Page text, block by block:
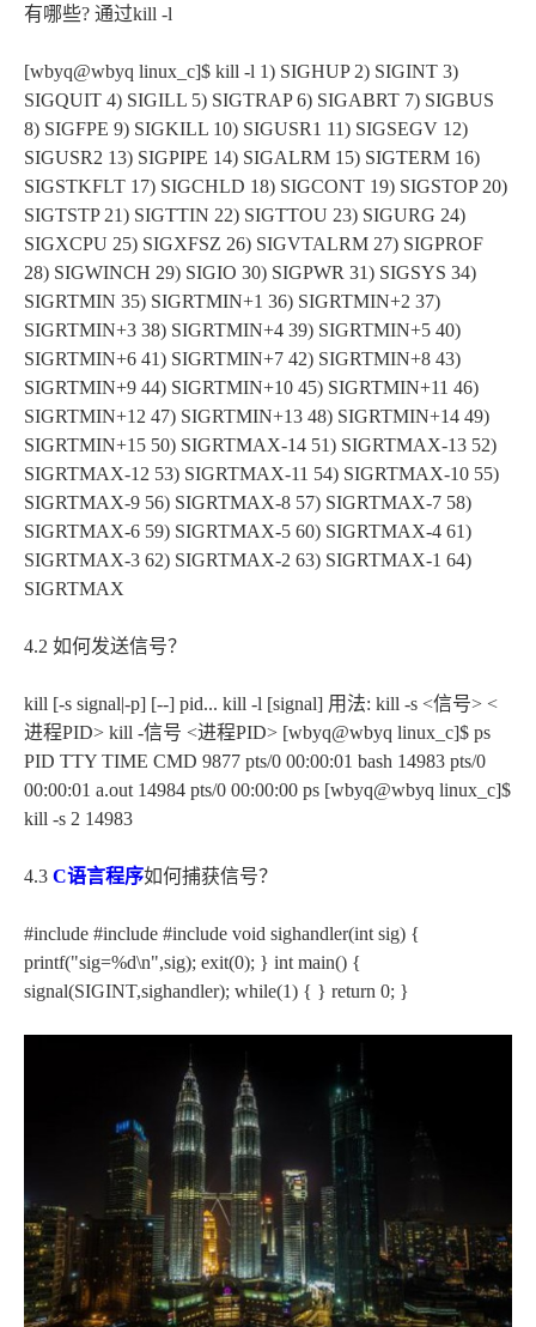
有哪些? 通过kill -l
[wbyq@wbyq linux_c]$ kill -l 1) SIGHUP 2) SIGINT 3)
SIGQUIT 4) SIGILL 5) SIGTRAP 6) SIGABRT 7) SIGBUS
8) SIGFPE 9) SIGKILL 10) SIGUSR1 11) SIGSEGV 12)
SIGUSR2 13) SIGPIPE 14) SIGALRM 15) SIGTERM 16)
SIGSTKFLT 17) SIGCHLD 18) SIGCONT 19) SIGSTOP 20)
SIGTSTP 21) SIGTTIN 22) SIGTTOU 23) SIGURG 24)
SIGXCPU 25) SIGXFSZ 26) SIGVTALRM 27) SIGPROF
28) SIGWINCH 29) SIGIO 30) SIGPWR 31) SIGSYS 34)
SIGRTMIN 35) SIGRTMIN+1 36) SIGRTMIN+2 37)
SIGRTMIN+3 38) SIGRTMIN+4 39) SIGRTMIN+5 40)
SIGRTMIN+6 41) SIGRTMIN+7 42) SIGRTMIN+8 43)
SIGRTMIN+9 44) SIGRTMIN+10 45) SIGRTMIN+11 46)
SIGRTMIN+12 47) SIGRTMIN+13 48) SIGRTMIN+14 49)
SIGRTMIN+15 50) SIGRTMAX-14 51) SIGRTMAX-13 52)
SIGRTMAX-12 53) SIGRTMAX-11 54) SIGRTMAX-10 55)
SIGRTMAX-9 56) SIGRTMAX-8 57) SIGRTMAX-7 58)
SIGRTMAX-6 59) SIGRTMAX-5 60) SIGRTMAX-4 61)
SIGRTMAX-3 62) SIGRTMAX-2 63) SIGRTMAX-1 64)
SIGRTMAX
4.2 如何发送信号？
kill [-s signal|-p] [--] pid... kill -l [signal] 用法: kill -s <信号> <
进程PID> kill -信号 <进程PID> [wbyq@wbyq linux_c]$ ps
PID TTY TIME CMD 9877 pts/0 00:00:01 bash 14983 pts/0
00:00:01 a.out 14984 pts/0 00:00:00 ps [wbyq@wbyq linux_c]$
kill -s 2 14983
4.3 C语言程序如何捕获信号？
#include #include #include void sighandler(int sig) {
printf("sig=%d\n",sig); exit(0); } int main() {
signal(SIGINT,sighandler); while(1) { } return 0; }